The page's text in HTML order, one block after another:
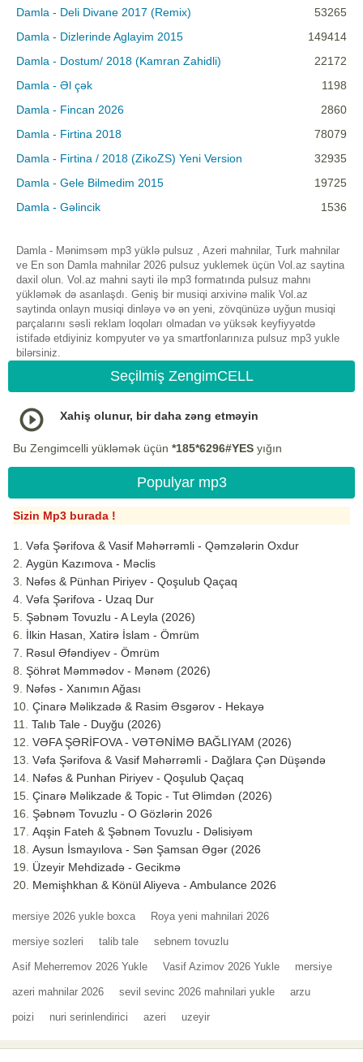
Damla - Deli Divane 2017 (Remix)
53265
Damla - Dizlerinde Aglayim 2015
149414
Damla - Dostum/ 2018 (Kamran Zahidli)
22172
Damla - Əl çək
1198
Damla - Fincan 2026
2860
Damla - Firtina 2018
78079
Damla - Firtina / 2018 (ZikoZS) Yeni Version
32935
Damla - Gele Bilmedim 2015
19725
Damla - Gəlincik
1536
Damla - Mənimsəm mp3 yüklə pulsuz , Azeri mahnilar, Turk mahnilar
ve En son Damla mahnilar 2026 pulsuz yuklemek üçün Vol.az saytina
daxil olun. Vol.az mahni sayti ilə mp3 formatında pulsuz mahnı
yükləmək də asanlaşdı. Geniş bir musiqi arxivinə malik Vol.az
saytinda onlayn musiqi dinləyə və ən yeni, zövqünüzə uyğun musiqi
parçalarını səsli reklam loqoları olmadan və yüksək keyfiyyətdə
istifadə etdiyiniz kompyuter və ya smartfonlarınıza pulsuz mp3 yukle
bilərsiniz.
Seçilmiş ZengimCELL
Xahiş olunur, bir daha zəng etməyin
Bu Zengimcelli yükləmək üçün *185*6296#YES yığın
Populyar mp3
Sizin Mp3 burada !
Vəfa Şərifova & Vasif Məhərrəmli - Qəmzələrin Oxdur
Aygün Kazımova - Məclis
Nəfəs & Pünhan Piriyev - Qoşulub Qaçaq
Vəfa Şərifova - Uzaq Dur
Şəbnəm Tovuzlu - A Leyla (2026)
İlkin Hasan, Xatirə İslam - Ömrüm
Rəsul Əfəndiyev - Ömrüm
Şöhrət Məmmədov - Mənəm (2026)
Nəfəs - Xanımın Ağası
Çinarə Məlikzadə & Rasim Əsgərov - Hekayə
Talıb Tale - Duyğu (2026)
VƏFA ŞƏRİFOVA - VƏTƏNİMƏ BAĞLIYAM (2026)
Vəfa Şərifova & Vasif Məhərrəmli - Dağlara Çən Düşəndə
Nəfəs & Punhan Piriyev - Qoşulub Qaçaq
Çinarə Məlikzade & Topic - Tut Əlimdən (2026)
Şəbnəm Tovuzlu - O Gözlərin 2026
Aqşin Fateh & Şəbnəm Tovuzlu - Dəlisiyəm
Aysun İsmayılova - Sən Şamsan Əgər (2026
Üzeyir Mehdizadə - Gecikmə
Memişhkhan & Könül Aliyeva - Ambulance 2026
mersiye 2026 yukle boxca Roya yeni mahnilari 2026
mersiye sozleri talib tale sebnem tovuzlu
Asif Meherremov 2026 Yukle Vasif Azimov 2026 Yukle mersiye
azeri mahnilar 2026 sevil sevinc 2026 mahnilari yukle arzu
poizi nuri serinlendirici azeri uzeyir